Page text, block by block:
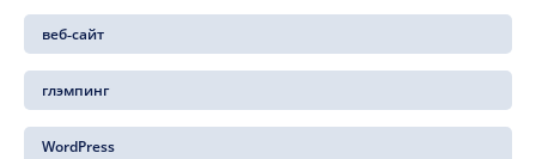
веб‑сайт
глэмпинг
WordPress